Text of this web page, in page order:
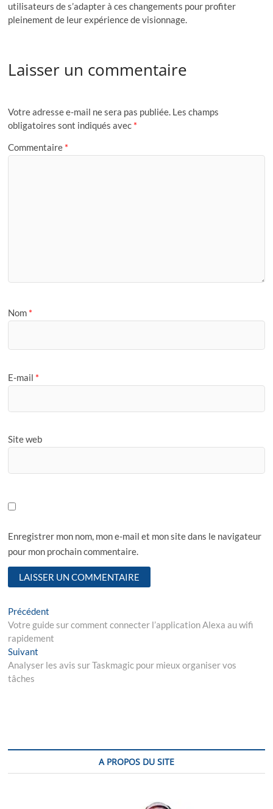
utilisateurs de s’adapter à ces changements pour profiter
pleinement de leur expérience de visionnage.
Laisser un commentaire
Votre adresse e-mail ne sera pas publiée. Les champs
obligatoires sont indiqués avec *
Commentaire *
Nom *
E-mail *
Site web
Enregistrer mon nom, mon e-mail et mon site dans le navigateur
pour mon prochain commentaire.
N
a
v
i
i
o
Précédent
r
e
i
:
Votre guide sur comment connecter l’application Alexa au wifi
rapidement
Suivant
e
Analyser les avis sur Taskmagic pour mieux organiser vos
tâches
A PROPOS DU SITE